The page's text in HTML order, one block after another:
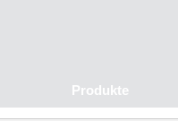
Produkte